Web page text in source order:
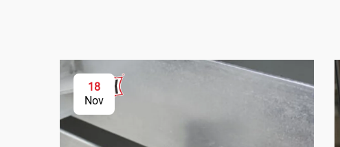
18
Nov